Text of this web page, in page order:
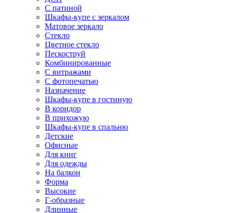
С патиной
Шкафы-купе с зеркалом
Матовое зеркало
Стекло
Цветное стекло
Пескоструй
Комбинированные
С витражами
С фотопечатью
Назначение
Шкафы-купе в гостиную
В коридор
В прихожую
Шкафы-купе в спальню
Детские
Офисные
Для книг
Для одежды
На балкон
Форма
Высокие
Г-образные
Длинные